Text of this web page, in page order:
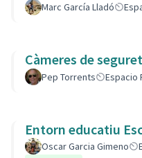
Marc García Lladó
Càmeres de
Pep Torrents Espacio
Entorn educatiu
Oscar Garcia Gimeno